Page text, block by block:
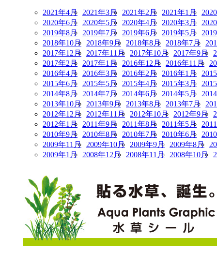
2021年4月 2021年3月 2021年2月 2021年1月
2020年6月
2020年5月 2020年4月 2020年3月
2019年8月
2019年7月 2019年6月 2019年5月
2018年10月
2018年9月 2018年8月 2018年7月
2017年12月
2017年11月 2017年10月 2017年9月
2017年2月
2017年1月 2016年12月 2016年11月
2016年4月
2016年3月 2016年2月 2016年1月
2015年6月
2015年5月 2015年4月 2015年3月
2014年8月
2014年7月 2014年6月 2014年5月
2013年10月
2013年9月 2013年8月 2013年7月
2012年12月
2012年11月 2012年10月 2012年9月
2012年1月
2011年9月 2011年8月 2011年5月
2010年9月
2010年8月 2010年7月 2010年6月
2009年11月
2009年10月 2009年9月 2009年8月
2009年1月
2008年12月 2008年11月 2008年10月